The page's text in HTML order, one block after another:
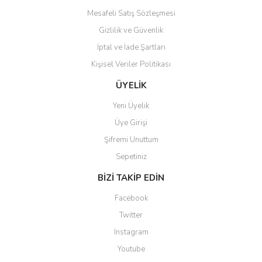
Gönder
Mesafeli Satış Sözleşmesi
Gizlilik ve Güvenlik
İptal ve İade Şartları
Kişisel Veriler Politikası
ÜYELİK
Yeni Üyelik
Üye Girişi
Şifremi Unuttum
Sepetiniz
BİZİ TAKİP EDİN
Facebook
Twitter
Instagram
Youtube